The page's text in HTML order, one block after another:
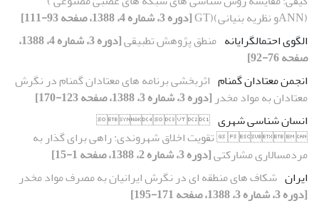
(ANNو نظریه بنیانی)(GT
[دوره 3، شماره 4، 1388، صفحه 93-111]
الگوی احتمالگرایانه منطق پژوهش تطبیقی
[دوره 3، شماره 4، 1388،
صفحه 76-92]
انجمن معتادان گمنام اثربخشی برنامه های معتادان گمنام در نگرش
معتادان به مواد مخدر [دوره 3، شماره 3، 1388، صفحه 123-170]
انسان شناسی شهری  
 تقویت اخلاق شهروندی: راهی برای گذار به
مردمسالاری مشارکتی[دوره 3، شماره 2، 1388، صفحه 1-15]
ایران شکاف های منطقه ای در نگرش ایرانیان به مصرف مواد مخدر
[دوره 3، شماره 3، 1388، صفحه 171-195]